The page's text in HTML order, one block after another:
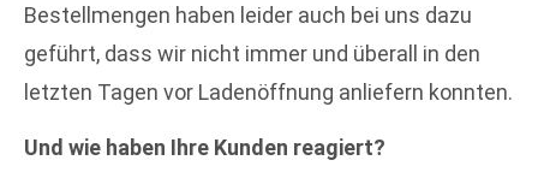
Bestellmengen haben leider auch bei uns dazu
geführt, dass wir nicht immer und überall in den
letzten Tagen vor Ladenöffnung anliefern konnten.
Und wie haben Ihre Kunden reagiert?